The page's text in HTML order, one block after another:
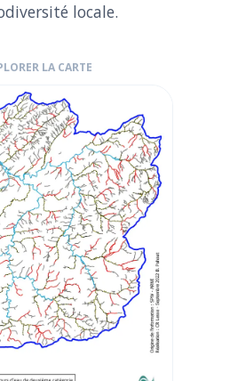
locale.
LA CARTE